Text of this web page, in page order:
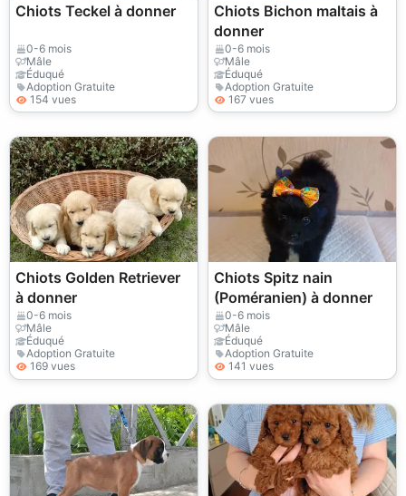
Chiots Teckel à donner
0-6 mois
Mâle
Éduqué
Adoption Gratuite
154 vues
Chiots Bichon maltais à
donner
0-6 mois
Mâle
Éduqué
Adoption Gratuite
167 vues
Chiots Golden Retriever
à donner
0-6 mois
Mâle
Éduqué
Adoption Gratuite
169 vues
Chiots Spitz nain
(Poméranien) à donner
0-6 mois
Mâle
Éduqué
Adoption Gratuite
141 vues